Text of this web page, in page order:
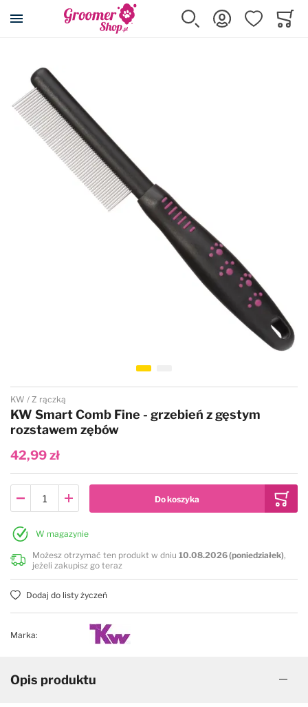
Przejdź na stronę główną
Szukaj Zaloguj sięUlubione
Przejdź na koniec galerii
Przejdź na początek galerii
KW Z rączką
KW Smart Comb Fine - grzebień z gęstym
rozstawem zębów
42,99 zł
W magazynie
Możesz otrzymać ten produkt w dniu10.08.2026 (poniedziałek),
jeżeli zakupisz go teraz
Dodaj do listy życzeń
Marka:
Opis produktu